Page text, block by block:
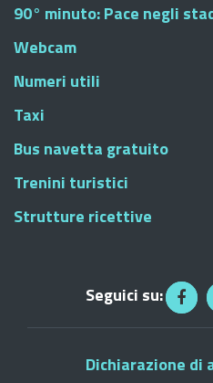
90° minuto: Pace negli
Webcam
Numeri utili
Taxi
Bus navetta gratuito
Trenini turistici
Strutture ricettive
Seguici su:
Dichiarazione di